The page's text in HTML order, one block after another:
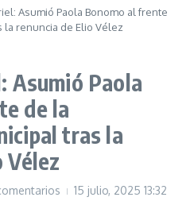
Asumió Paola Bonomo al frente
la renuncia de Elio Vélez
Asumió Paola
de la
tras la
Vélez
15 julio, 2025 13:32